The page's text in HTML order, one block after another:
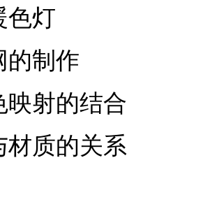
色灯
的制作
映射的结合
材质的关系